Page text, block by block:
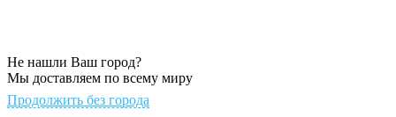
Не нашли Ваш город?
Мы доставляем по всему миру
Продолжить без города